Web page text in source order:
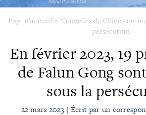
Page d'accueil > Nouvelles de Chine
persécution
En février 2023, 19
de Falun Gong
sous la
22 mars 2023 | Écrit par un